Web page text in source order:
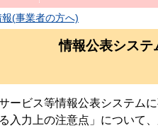
報(事業者の方へ)
情報公表システ
ービス等情報公表システム
入力上の注意点 」について